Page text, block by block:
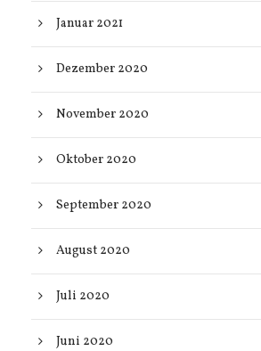
Januar 2021
Dezember 2020
November 2020
Oktober 2020
September 2020
August 2020
Juli 2020
Juni 2020